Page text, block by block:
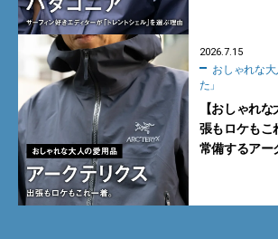
2026.7.15
た」
【おしゃれ
張もロケもこ
常備するアー